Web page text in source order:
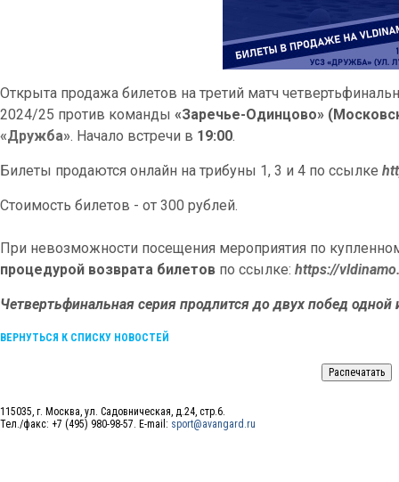
Открыта продажа билетов на третий матч
2024/25 против команды «Заречье-Одинцово»
«Дружба». Начало встречи в 19:00.
Билеты продаются онлайн на трибуны 1, 3 и 4 по ссылке
Стоимость билетов - от 300 рублей.
При невозможности посещения мероприятия по
процедурой возврата билетов по ссылке: https://
Четвертьфинальная серия продлится до двух побед одной
ВЕРНУТЬСЯ К СПИСКУ НОВОСТЕЙ
115035, г. Москва, ул. Садовническая, д.24, стр.6.
Тел./факс: +7 (495) 980-98-57. E-mail: sport@avangard.ru